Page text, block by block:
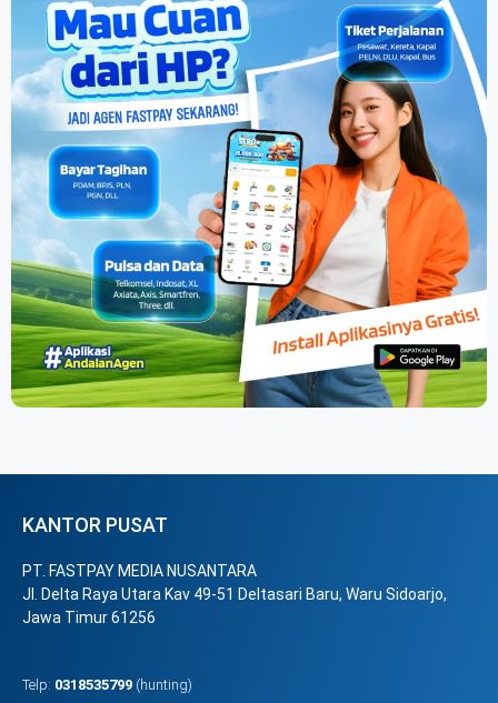
KANTOR PUSAT
PT. FASTPAY MEDIA NUSANTARA
Jl. Delta Raya Utara Kav 49-51 Deltasari Baru, Waru Sidoarjo,
Jawa Timur 61256
Telp: 0318535799 (hunting)